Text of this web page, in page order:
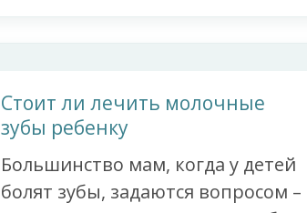
Стоит ли лечить молочные
зубы ребенку
Большинство мам, когда у детей
болят зубы, задаются вопросом –